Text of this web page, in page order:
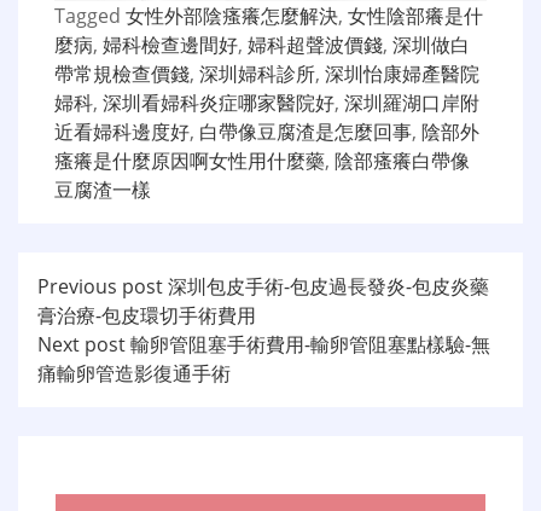
Tagged 女性外部陰瘙癢怎麼解決, 女性陰部癢是什
麼病, 婦科檢查邊間好, 婦科超聲波價錢, 深圳做白
帶常規檢查價錢, 深圳婦科診所, 深圳怡康婦產醫院
婦科, 深圳看婦科炎症哪家醫院好, 深圳羅湖口岸附
近看婦科邊度好, 白帶像豆腐渣是怎麼回事, 陰部外
瘙癢是什麼原因啊女性用什麼藥, 陰部瘙癢白帶像
豆腐渣一樣
文
章
导
Previous post深圳包皮手術-包皮過長發炎-包皮炎藥
膏治療-包皮環切手術費用
Next post輸卵管阻塞手術費用-輸卵管阻塞點樣驗-無
痛輸卵管造影復通手術